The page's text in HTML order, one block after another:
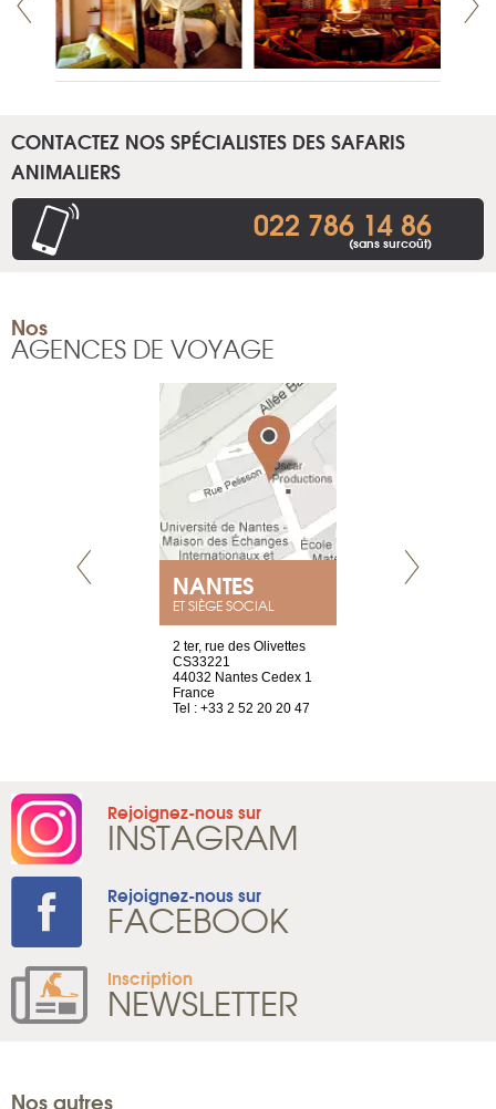
CONTACTEZ NOS SPÉCIALISTES DES SAFARIS
ANIMALIERS
022 786 14 86
(sans surcoût)
Nos
AGENCES DE VOYAGE
NANTES
ET SIÈGE SOCIAL
2 ter, rue des Olivettes
CS33221
44032 Nantes Cedex 1
France
Tel : +33 2 52 20 20 47
Rejoignez-nous sur
INSTAGRAM
Rejoignez-nous sur
FACEBOOK
Inscription
NEWSLETTER
Nos autres